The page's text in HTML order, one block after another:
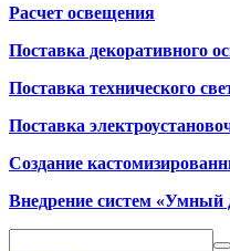
Расчет освещения
Поставка декоративного
Поставка технического
Поставка
Создание
Внедрение систем «Умный